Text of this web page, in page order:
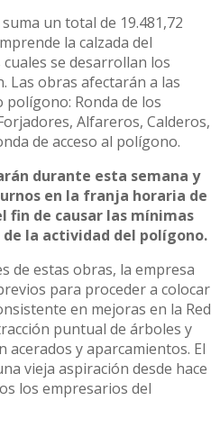
un total de 19.481,72
la calzada del
se desarrollan los
Las obras afectarán a las
polígono: Ronda de los
Alfareros, Calderos,
de acceso al polígono.
durante esta semana y
en la franja horaria de
fin de causar las mínimas
la actividad del polígono.
de estas obras, la empresa
para proceder a colocar
en mejoras en la Red
puntual de árboles y
y aparcamientos. El
vieja aspiración desde hace
los empresarios del